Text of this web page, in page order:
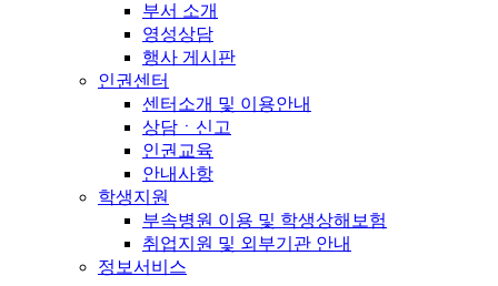
부서 소개
영성상담
행사 게시판
인권센터
센터소개 및 이용안내
상담ㆍ신고
인권교육
안내사항
학생지원
부속병원 이용 및 학생상해보험
취업지원 및 외부기관 안내
정보서비스